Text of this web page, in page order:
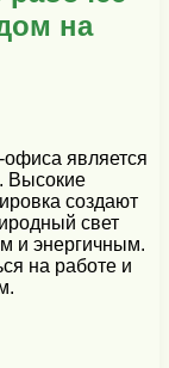
на
является
Высокие
создают
свет
и энергичным.
на работе и